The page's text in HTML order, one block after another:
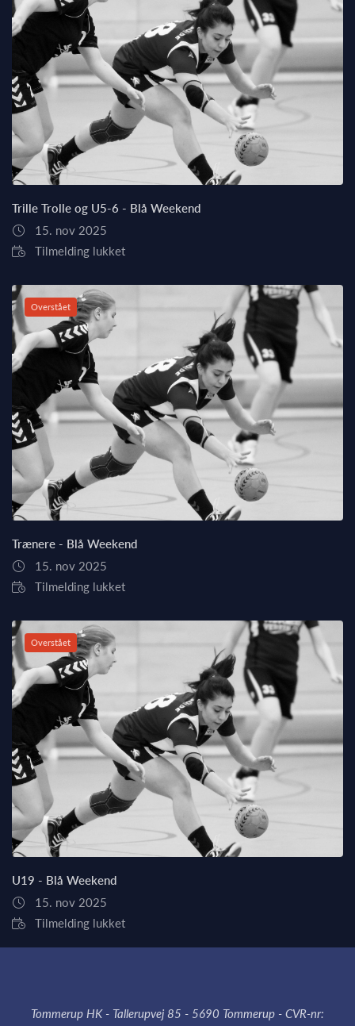
Trille Trolle og U5-6 - Blå Weekend
15. nov 2025
Tilmelding lukket
Overstået
Trænere - Blå Weekend
15. nov 2025
Tilmelding lukket
Overstået
U19 - Blå Weekend
15. nov 2025
Tilmelding lukket
Tommerup HK - Tallerupvej 85 - 5690 Tommerup - CVR-nr: